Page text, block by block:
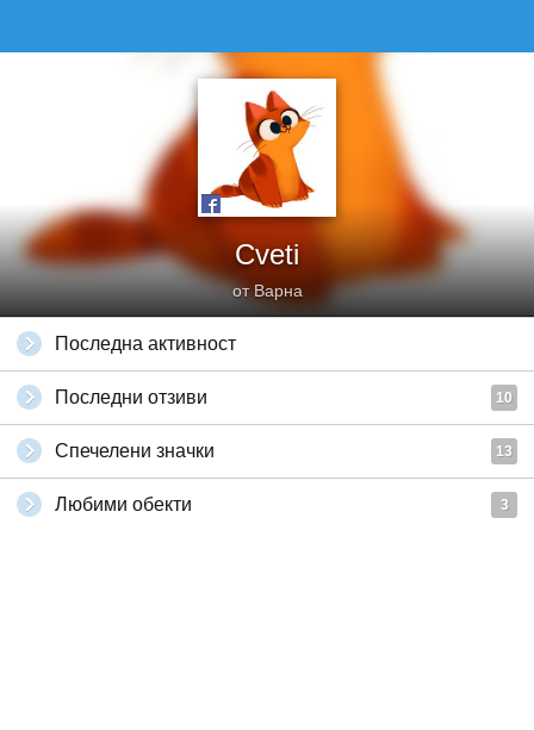
Cveti
от Варна
Последна активност
Последни отзиви 10
Спечелени значки 13
Любими обекти 3